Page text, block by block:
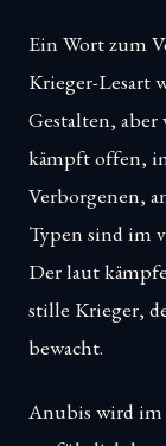
Ein Wort zum
Krieger-Lesart
Gestalten,
kämpft offen,
Verborgenen,
Typen sind im
Der laut
stille Krieger,
bewacht.
Anubis wird im